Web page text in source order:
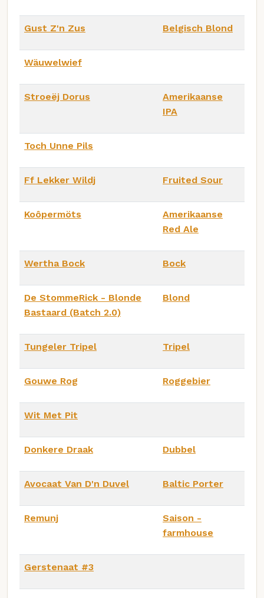
Gust Z'n Zus Belgisch Blond
Wäuwelwief
Stroeëj Dorus
Amerikaanse
IPA
Toch Unne Pils
Ff Lekker Wildj Fruited Sour
Koôpermöts
Amerikaanse
Red Ale
Wertha Bock Bock
De StommeRick - Blonde
Bastaard (Batch 2.0)
Blond
Tungeler Tripel Tripel
Gouwe Rog Roggebier
Wit Met Pit
Donkere Draak Dubbel
Avocaat Van D'n Duvel Baltic Porter
Remunj
Saison -
farmhouse
Gerstenaat #3